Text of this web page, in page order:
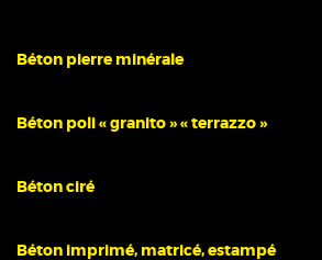
Béton pierre minérale
Béton poli « granito » « terrazzo »
Béton ciré
Béton imprimé, matricé, estampé